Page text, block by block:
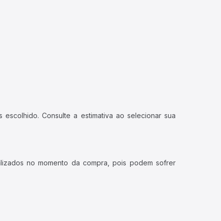
Consulte a estimativa ao selecionar sua
no momento da compra, pois podem sofrer